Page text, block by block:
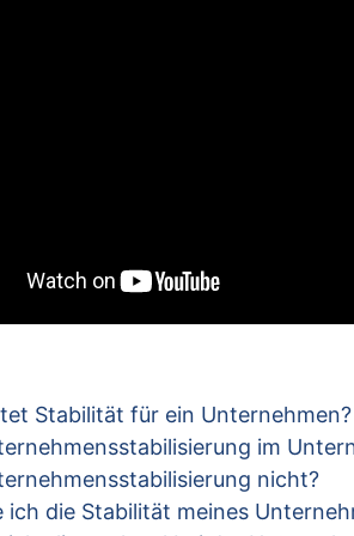
Stabilität für ein Unternehmen?
im
nicht?
ich die Stabilität meines